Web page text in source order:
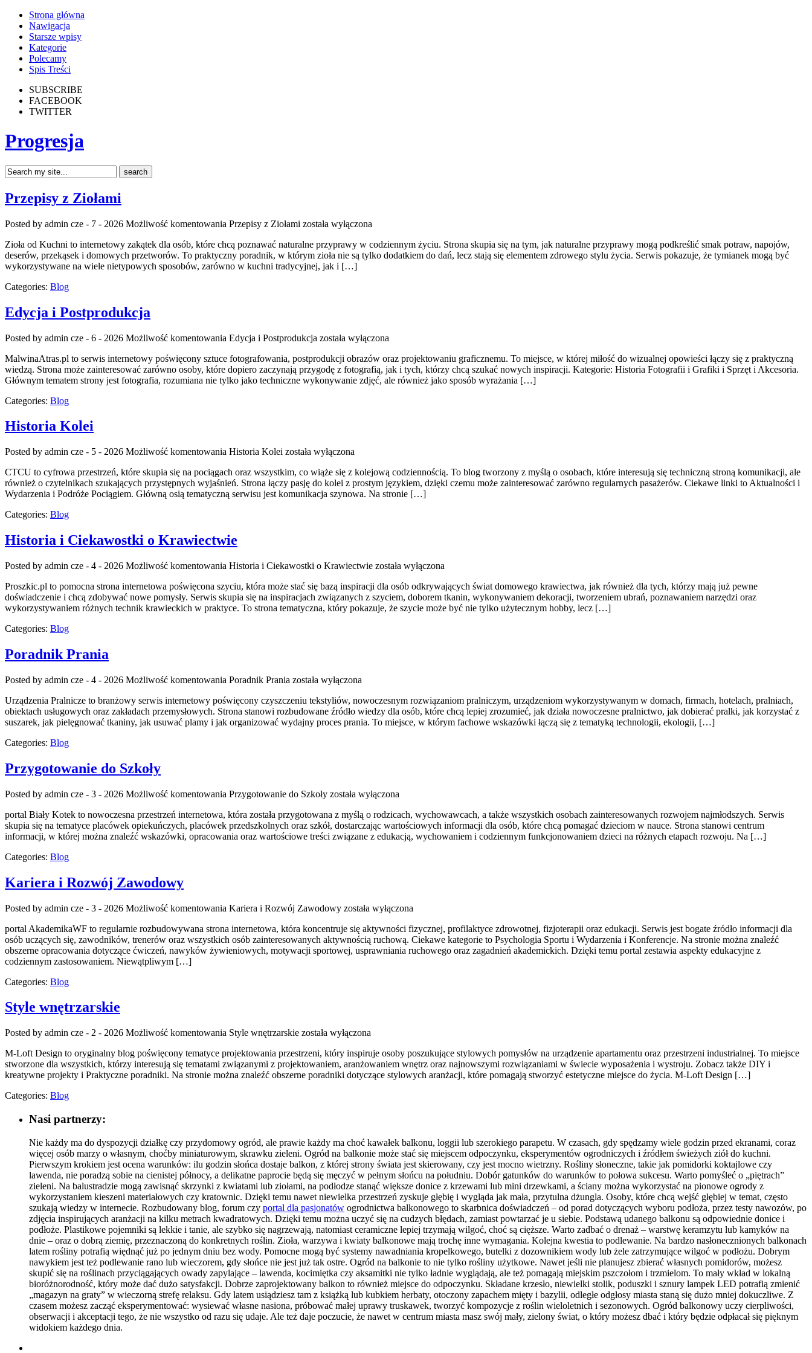
Strona główna
Nawigacja
Starsze wpisy
Kategorie
Polecamy
Spis Treści
SUBSCRIBE
FACEBOOK
TWITTER
Progresja
Przepisy z Ziołami
Posted by admin cze - 7 - 2026 Możliwość komentowania Przepisy z Ziołami została wyłączona
Zioła od Kuchni to internetowy zakątek dla osób, które chcą poznawać naturalne przyprawy w codziennym życiu. Strona skupia się na tym, jak naturalne przyprawy mogą podkreślić smak potraw, napojów,
deserów, przekąsek i domowych przetworów. To praktyczny poradnik, w którym zioła nie są tylko dodatkiem do dań, lecz stają się elementem zdrowego stylu życia. Serwis pokazuje, że tymianek mogą być
wykorzystywane na wiele nietypowych sposobów, zarówno w kuchni tradycyjnej, jak i […]
Categories: Blog
Edycja i Postprodukcja
Posted by admin cze - 6 - 2026 Możliwość komentowania Edycja i Postprodukcja została wyłączona
MalwinaAtras.pl to serwis internetowy poświęcony sztuce fotografowania, postprodukcji obrazów oraz projektowaniu graficznemu. To miejsce, w której miłość do wizualnej opowieści łączy się z praktyczną
wiedzą. Strona może zainteresować zarówno osoby, które dopiero zaczynają przygodę z fotografią, jak i tych, którzy chcą szukać nowych inspiracji. Kategorie: Historia Fotografii i Grafiki i Sprzęt i Akcesoria.
Głównym tematem strony jest fotografia, rozumiana nie tylko jako techniczne wykonywanie zdjęć, ale również jako sposób wyrażania […]
Categories: Blog
Historia Kolei
Posted by admin cze - 5 - 2026 Możliwość komentowania Historia Kolei została wyłączona
CTCU to cyfrowa przestrzeń, które skupia się na pociągach oraz wszystkim, co wiąże się z kolejową codziennością. To blog tworzony z myślą o osobach, które interesują się techniczną stroną komunikacji, ale
również o czytelnikach szukających przystępnych wyjaśnień. Strona łączy pasję do kolei z prostym językiem, dzięki czemu może zainteresować zarówno regularnych pasażerów. Ciekawe linki to Aktualności i
Wydarzenia i Podróże Pociągiem. Główną osią tematyczną serwisu jest komunikacja szynowa. Na stronie […]
Categories: Blog
Historia i Ciekawostki o Krawiectwie
Posted by admin cze - 4 - 2026 Możliwość komentowania Historia i Ciekawostki o Krawiectwie została wyłączona
Proszkic.pl to pomocna strona internetowa poświęcona szyciu, która może stać się bazą inspiracji dla osób odkrywających świat domowego krawiectwa, jak również dla tych, którzy mają już pewne
doświadczenie i chcą zdobywać nowe pomysły. Serwis skupia się na inspiracjach związanych z szyciem, doborem tkanin, wykonywaniem dekoracji, tworzeniem ubrań, poznawaniem narzędzi oraz
wykorzystywaniem różnych technik krawieckich w praktyce. To strona tematyczna, który pokazuje, że szycie może być nie tylko użytecznym hobby, lecz […]
Categories: Blog
Poradnik Prania
Posted by admin cze - 4 - 2026 Możliwość komentowania Poradnik Prania została wyłączona
Urządzenia Pralnicze to branżowy serwis internetowy poświęcony czyszczeniu tekstyliów, nowoczesnym rozwiązaniom pralniczym, urządzeniom wykorzystywanym w domach, firmach, hotelach, pralniach,
obiektach usługowych oraz zakładach przemysłowych. Strona stanowi rozbudowane źródło wiedzy dla osób, które chcą lepiej zrozumieć, jak działa nowoczesne pralnictwo, jak dobierać pralki, jak korzystać z
suszarek, jak pielęgnować tkaniny, jak usuwać plamy i jak organizować wydajny proces prania. To miejsce, w którym fachowe wskazówki łączą się z tematyką technologii, ekologii, […]
Categories: Blog
Przygotowanie do Szkoły
Posted by admin cze - 3 - 2026 Możliwość komentowania Przygotowanie do Szkoły została wyłączona
portal Biały Kotek to nowoczesna przestrzeń internetowa, która została przygotowana z myślą o rodzicach, wychowawcach, a także wszystkich osobach zainteresowanych rozwojem najmłodszych. Serwis
skupia się na tematyce placówek opiekuńczych, placówek przedszkolnych oraz szkół, dostarczając wartościowych informacji dla osób, które chcą pomagać dzieciom w nauce. Strona stanowi centrum
informacji, w której można znaleźć wskazówki, opracowania oraz wartościowe treści związane z edukacją, wychowaniem i codziennym funkcjonowaniem dzieci na różnych etapach rozwoju. Na […]
Categories: Blog
Kariera i Rozwój Zawodowy
Posted by admin cze - 3 - 2026 Możliwość komentowania Kariera i Rozwój Zawodowy została wyłączona
portal AkademikaWF to regularnie rozbudowywana strona internetowa, która koncentruje się aktywności fizycznej, profilaktyce zdrowotnej, fizjoterapii oraz edukacji. Serwis jest bogate źródło informacji dla
osób uczących się, zawodników, trenerów oraz wszystkich osób zainteresowanych aktywnością ruchową. Ciekawe kategorie to Psychologia Sportu i Wydarzenia i Konferencje. Na stronie można znaleźć
obszerne opracowania dotyczące ćwiczeń, nawyków żywieniowych, motywacji sportowej, usprawniania ruchowego oraz zagadnień akademickich. Dzięki temu portal zestawia aspekty edukacyjne z
codziennym zastosowaniem. Niewątpliwym […]
Categories: Blog
Style wnętrzarskie
Posted by admin cze - 2 - 2026 Możliwość komentowania Style wnętrzarskie została wyłączona
M-Loft Design to oryginalny blog poświęcony tematyce projektowania przestrzeni, który inspiruje osoby poszukujące stylowych pomysłów na urządzenie apartamentu oraz przestrzeni industrialnej. To miejsce
stworzone dla wszystkich, którzy interesują się tematami związanymi z projektowaniem, aranżowaniem wnętrz oraz najnowszymi rozwiązaniami w świecie wyposażenia i wystroju. Zobacz także DIY i
kreatywne projekty i Praktyczne poradniki. Na stronie można znaleźć obszerne poradniki dotyczące stylowych aranżacji, które pomagają stworzyć estetyczne miejsce do życia. M-Loft Design […]
Categories: Blog
Nasi partnerzy:
Nie każdy ma do dyspozycji działkę czy przydomowy ogród, ale prawie każdy ma choć kawałek balkonu, loggii lub szerokiego parapetu. W czasach, gdy spędzamy wiele godzin przed ekranami, coraz
więcej osób marzy o własnym, choćby miniaturowym, skrawku zieleni. Ogród na balkonie może stać się miejscem odpoczynku, eksperymentów ogrodniczych i źródłem świeżych ziół do kuchni.
Pierwszym krokiem jest ocena warunków: ilu godzin słońca dostaje balkon, z której strony świata jest skierowany, czy jest mocno wietrzny. Rośliny słoneczne, takie jak pomidorki koktajlowe czy
lawenda, nie poradzą sobie na cienistej północy, a delikatne paprocie będą się męczyć w pełnym słońcu na południu. Dobór gatunków do warunków to połowa sukcesu. Warto pomyśleć o „piętrach”
zieleni. Na balustradzie mogą zawisnąć skrzynki z kwiatami lub ziołami, na podłodze stanąć większe donice z krzewami lub mini drzewkami, a ściany można wykorzystać na pionowe ogrody z
wykorzystaniem kieszeni materiałowych czy kratownic. Dzięki temu nawet niewielka przestrzeń zyskuje głębię i wygląda jak mała, przytulna dżungla. Osoby, które chcą wejść głębiej w temat, często
szukają wiedzy w internecie. Rozbudowany blog, forum czy portal dla pasjonatów ogrodnictwa balkonowego to skarbnica doświadczeń – od porad dotyczących wyboru podłoża, przez testy nawozów, po
zdjęcia inspirujących aranżacji na kilku metrach kwadratowych. Dzięki temu można uczyć się na cudzych błędach, zamiast powtarzać je u siebie. Podstawą udanego balkonu są odpowiednie donice i
podłoże. Plastikowe pojemniki są lekkie i tanie, ale szybko się nagrzewają, natomiast ceramiczne lepiej trzymają wilgoć, choć są cięższe. Warto zadbać o drenaż – warstwę keramzytu lub kamyków na
dnie – oraz o dobrą ziemię, przeznaczoną do konkretnych roślin. Zioła, warzywa i kwiaty balkonowe mają trochę inne wymagania. Kolejna kwestia to podlewanie. Na bardzo nasłonecznionych balkonach
latem rośliny potrafią więdnąć już po jednym dniu bez wody. Pomocne mogą być systemy nawadniania kropelkowego, butelki z dozownikiem wody lub żele zatrzymujące wilgoć w podłożu. Dobrym
nawykiem jest też podlewanie rano lub wieczorem, gdy słońce nie jest już tak ostre. Ogród na balkonie to nie tylko rośliny użytkowe. Nawet jeśli nie planujesz zbierać własnych pomidorów, możesz
skupić się na roślinach przyciągających owady zapylające – lawenda, kocimiętka czy aksamitki nie tylko ładnie wyglądają, ale też pomagają miejskim pszczołom i trzmielom. To mały wkład w lokalną
bioróżnorodność, który może dać dużo satysfakcji. Dobrze zaprojektowany balkon to również miejsce do odpoczynku. Składane krzesło, niewielki stolik, poduszki i sznury lampek LED potrafią zmienić
„magazyn na graty” w wieczorną strefę relaksu. Gdy latem usiądziesz tam z książką lub kubkiem herbaty, otoczony zapachem mięty i bazylii, odległe odgłosy miasta staną się dużo mniej dokuczliwe. Z
czasem możesz zacząć eksperymentować: wysiewać własne nasiona, próbować małej uprawy truskawek, tworzyć kompozycje z roślin wieloletnich i sezonowych. Ogród balkonowy uczy cierpliwości,
obserwacji i akceptacji tego, że nie wszystko od razu się udaje. Ale też daje poczucie, że nawet w centrum miasta masz swój mały, zielony świat, o który możesz dbać i który będzie odpłacał się pięknym
widokiem każdego dnia.